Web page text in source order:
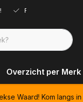
Ruim assortiment!
Overzicht per Merk
Waard! Kom langs